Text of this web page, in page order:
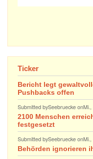
Ticker
Bericht legt
Pushbacks offen
Submitted bySeebrueckeon
2100 Menschen
festgesetzt
Submitted bySeebrueckeon
Behörden ignorieren